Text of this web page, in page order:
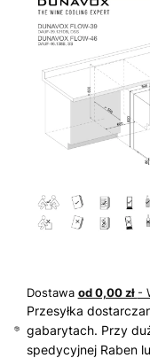
Dostawa od 0,00 zł -
Przesyłka
gabarytach. Przy
spedycyjnej Raben